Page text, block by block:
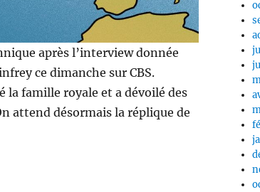
après l’interview donnée
ce dimanche sur CBS.
la famille royale et a dévoilé des
attend désormais la réplique de